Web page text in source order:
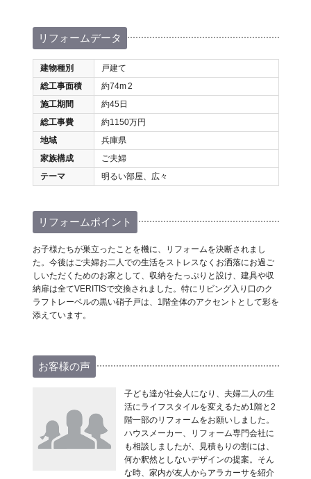
リフォームデータ
建物種別
戸建て
総工事面積
約74m2
施工期間
約45日
総工事費
約1150万円
地域
兵庫県
家族構成
ご夫婦
テーマ
明るい部屋、広々
リフォームポイント
お子様たちが巣立ったことを機に、リフォームを決断されまし
た。今後はご夫婦お二人での生活をストレスなくお洒落にお過ご
しいただくためのお家として、収納をたっぷりと設け、建具や収
納扉は全てVERITISで交換されました。特にリビング入り口のク
ラフトレーベルの黒い硝子戸は、1階全体のアクセントとして彩を
添えています。
お客様の声
子ども達が社会人になり、夫婦二人の生
活にライフスタイルを変えるため1階と2
階一部のリフォームをお願いしました。
ハウスメーカー、リフォーム専門会社に
も相談しましたが、見積もりの割には、
何か釈然としないデザインの提案。そん
な時、家内が友人からアラカーサを紹介